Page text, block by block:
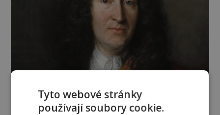
Tyto webové stránky
používají soubory cookie.